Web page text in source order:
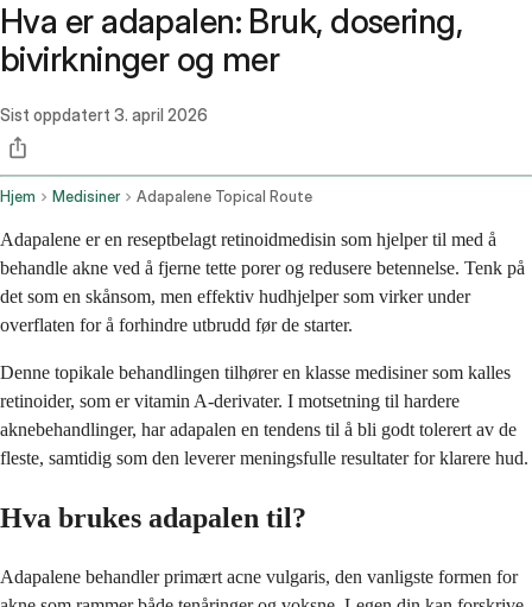
Hva er adapalen: Bruk, dosering,
bivirkninger og mer
Sist oppdatert 3. april 2026
Hjem Medisiner Adapalene Topical Route
Adapalene er en reseptbelagt retinoidmedisin som hjelper til med å
behandle akne ved å fjerne tette porer og redusere betennelse. Tenk på
det som en skånsom, men effektiv hudhjelper som virker under
overflaten for å forhindre utbrudd før de starter.
Denne topikale behandlingen tilhører en klasse medisiner som kalles
retinoider, som er vitamin A-derivater. I motsetning til hardere
aknebehandlinger, har adapalen en tendens til å bli godt tolerert av de
fleste, samtidig som den leverer meningsfulle resultater for klarere hud.
Hva brukes adapalen til?
Adapalene behandler primært acne vulgaris, den vanligste formen for